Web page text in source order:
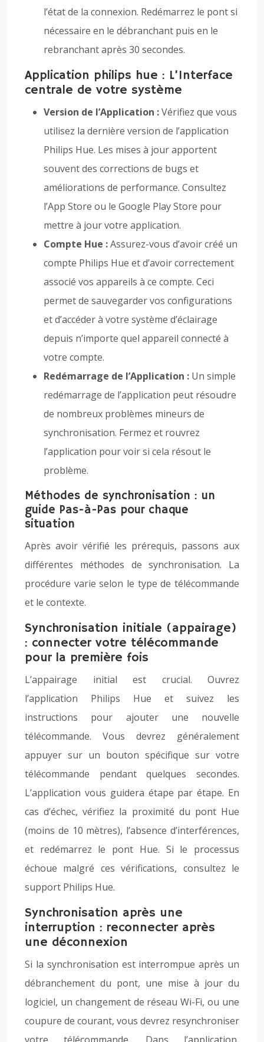
l’état de la connexion. Redémarrez le pont si
nécessaire en le débranchant puis en le
rebranchant après 30 secondes.
Application philips hue : L’Interface
centrale de votre système
Version de l’Application :Vérifiez que vous
utilisez la dernière version de l’application
Philips Hue. Les mises à jour apportent
souvent des corrections de bugs et
améliorations de performance. Consultez
l’App Store ou le Google Play Store pour
mettre à jour votre application.
Compte Hue :Assurez-vous d’avoir créé un
compte Philips Hue et d’avoir correctement
associé vos appareils à ce compte. Ceci
permet de sauvegarder vos configurations
et d’accéder à votre système d’éclairage
depuis n’importe quel appareil connecté à
votre compte.
Redémarrage de l’Application : Un simple
redémarrage de l’application peut résoudre
de nombreux problèmes mineurs de
synchronisation. Fermez et rouvrez
l’application pour voir si cela résout le
problème.
Méthodes de synchronisation : un
guide Pas-à-Pas pour chaque
situation
Après avoir vérifié les prérequis, passons aux
différentes méthodes de synchronisation. La
procédure varie selon le type de télécommande
et le contexte.
Synchronisation initiale (appairage)
: connecter votre télécommande
pour la première fois
L’appairage initial est crucial. Ouvrez
l’application Philips Hue et suivez les
instructions pour ajouter une nouvelle
télécommande. Vous devrez généralement
appuyer sur un bouton spécifique sur votre
télécommande pendant quelques secondes.
L’application vous guidera étape par étape. En
cas d’échec, vérifiez la proximité du pont Hue
(moins de 10 mètres), l’absence d’interférences,
et redémarrez le pont Hue. Si le processus
échoue malgré ces vérifications, consultez le
support Philips Hue.
Synchronisation après une
interruption : reconnecter après
une déconnexion
Si la synchronisation est interrompue après un
débranchement du pont, une mise à jour du
logiciel, un changement de réseau Wi-Fi, ou une
coupure de courant, vous devrez resynchroniser